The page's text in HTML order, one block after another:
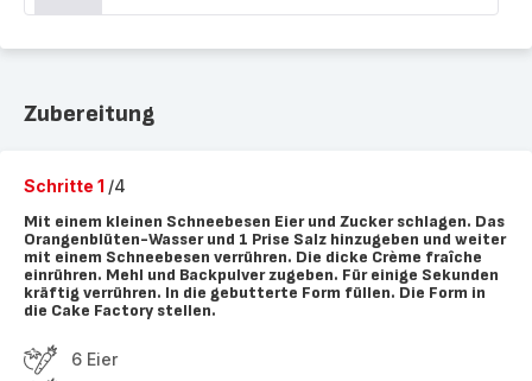
Zubereitung
Schritte 1 /4
Mit einem kleinen Schneebesen Eier und Zucker schlagen. Das
Orangenblüten-Wasser und 1 Prise Salz hinzugeben und weiter
mit einem Schneebesen verrühren. Die dicke Crème fraîche
einrühren. Mehl und Backpulver zugeben. Für einige Sekunden
kräftig verrühren. In die gebutterte Form füllen. Die Form in
die Cake Factory stellen.
6 Eier